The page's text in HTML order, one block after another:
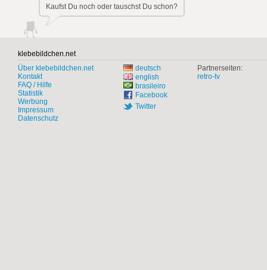
Kaufst Du noch oder tauschst Du schon?
klebebildchen.net
Über klebebildchen.net
Kontakt
FAQ / Hilfe
Statistik
Werbung
Impressum
Datenschutz
deutsch
english
brasileiro
Facebook
Twitter
Partnerseiten:
retro-tv